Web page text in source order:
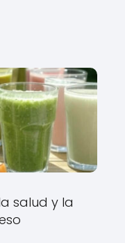
salud y la